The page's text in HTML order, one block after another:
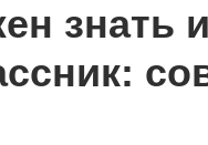
знать